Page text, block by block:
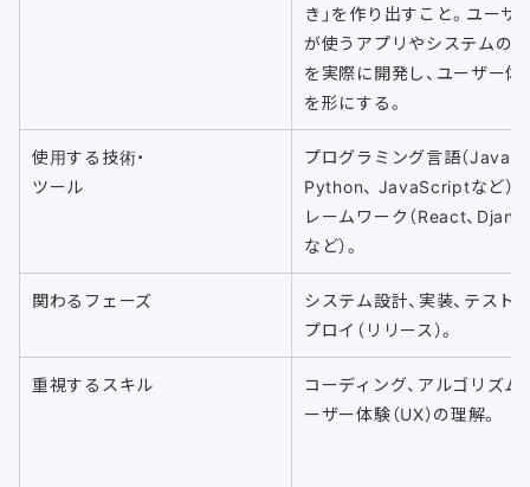
き」を作り出すこと。ユーザ
が使うアプリやシステムの
を実際に開発し、ユーザー体
を形にする。
使用する技術・
ツール
プログラミング言語（Java、
Python、 JavaScriptなど）、
レームワーク（React、
など）。
関わるフェーズ
システム設計、実装、テスト
プロイ（リリース）。
重視するスキル
コーディング、アルゴリズム
ーザー体験（UX）の理解。